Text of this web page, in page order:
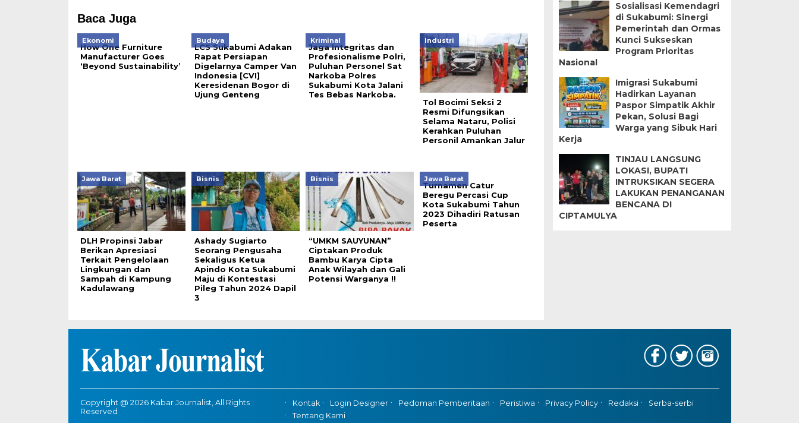
Baca Juga
Ekonomi
How One Furniture
Manufacturer Goes
‘Beyond Sustainability’
Budaya
LCS Sukabumi Adakan
Rapat Persiapan
Digelarnya Camper Van
Indonesia [CVI]
Keresidenan Bogor di
Ujung Genteng
Kriminal
Jaga Integritas dan
Profesionalisme Polri,
Puluhan Personel Sat
Narkoba Polres
Sukabumi Kota Jalani
Tes Bebas Narkoba.
Industri
Tol Bocimi Seksi 2
Resmi Difungsikan
Selama Nataru, Polisi
Kerahkan Puluhan
Personil Amankan Jalur
Jawa Barat
DLH Propinsi Jabar
Berikan Apresiasi
Terkait Pengelolaan
Lingkungan dan
Sampah di Kampung
Kadulawang
Bisnis
Ashady Sugiarto
Seorang Pengusaha
Sekaligus Ketua
Apindo Kota Sukabumi
Maju di Kontestasi
Pileg Tahun 2024 Dapil
3
Bisnis
“UMKM SAUYUNAN”
Ciptakan Produk
Bambu Karya Cipta
Anak Wilayah dan Gali
Potensi Warganya !!
Jawa Barat
Turnamen Catur
Beregu Percasi Cup
Kota Sukabumi Tahun
2023 Dihadiri Ratusan
Peserta
Sosialisasi Kemendagri
di Sukabumi: Sinergi
Pemerintah dan Ormas
Kunci Sukseskan
Program Prioritas
Nasional
Imigrasi Sukabumi
Hadirkan Layanan
Paspor Simpatik Akhir
Pekan, Solusi Bagi
Warga yang Sibuk Hari
Kerja
TINJAU LANGSUNG
LOKASI, BUPATI
INTRUKSIKAN SEGERA
LAKUKAN PENANGANAN
BENCANA DI
CIPTAMULYA
Copyright @ 2026 Kabar Journalist, All Rights
Reserved
Kontak Login Designer Pedoman Pemberitaan Peristiwa Privacy Policy Redaksi
Serba-serbi
Tentang Kami